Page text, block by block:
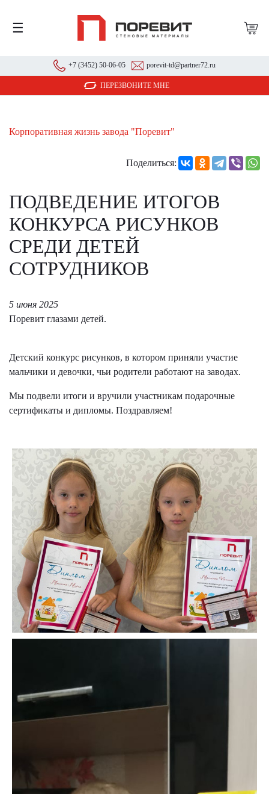
☰
+7 (3452) 50-06-05 porevit-td@partner72.ru
ПЕРЕЗВОНИТЕ МНЕ
Корпоративная жизнь завода "Поревит"
Поделиться:
ПОДВЕДЕНИЕ ИТОГОВ
КОНКУРСА РИСУНКОВ
СРЕДИ ДЕТЕЙ
СОТРУДНИКОВ
5 июня 2025
Поревит глазами детей.
Детский конкурс рисунков, в котором приняли участие
мальчики и девочки, чьи родители работают на заводах.
Мы подвели итоги и вручили участникам подарочные
сертификаты и дипломы. Поздравляем!